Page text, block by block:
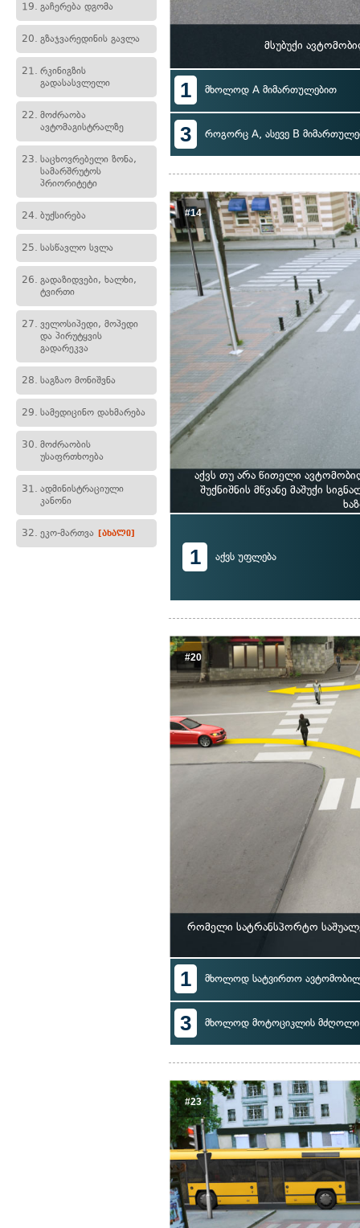
19. გაჩერება დგომა
20. გზაჯვარედინის გავლა
21. რკინიგზის
გადასასვლელი
22. მოძრაობა
ავტომაგისტრალზე
23. საცხოვრებელი ზონა,
სამარშრუტოს
პრიორიტეტი
24. ბუქსირება
25. სასწავლო სვლა
26. გადაზიდვები, ხალხი,
ტვირთი
27. ველოსიპედი, მოპედი
და პირუტყვის
გადარეკვა
28. საგზაო მონიშვნა
29. სამედიცინო დახმარება
30. მოძრაობის
უსაფრთხოება
31. ადმინისტრაციული
კანონი
32. ეკო-მართვა [ახალი]
მსუბუქი
1 მხოლოდ A მიმართულებით
3 როგორც A, ასევე B
#14
აქვს თუ არა წითელი
შუქნიშნის მწვანე მაშუქი
1 აქვს უფლება
#20
რომელი სატრანსპორტო
1 მხოლოდ სატვირთო
3 მხოლოდ მოტოციკლის მძღოლი
#23